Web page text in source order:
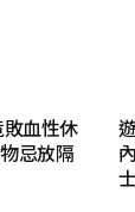
血性休
忌放隔
士